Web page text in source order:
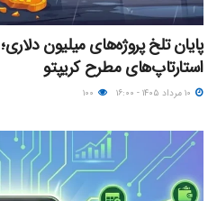
استارتاپ‌های مطرح کریپتو